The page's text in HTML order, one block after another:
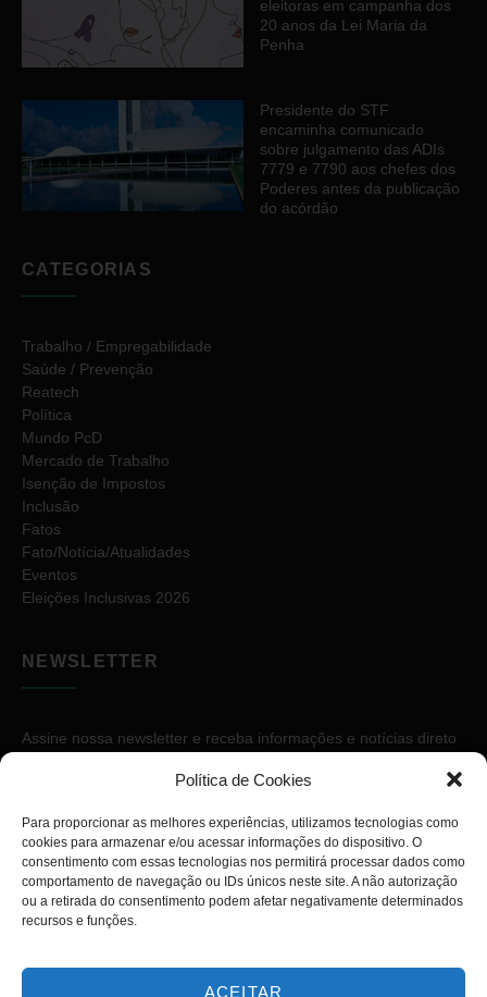
Política de Cookies
Para proporcionar as melhores experiências, utilizamos tecnologias como
cookies para armazenar e/ou acessar informações do dispositivo. O
consentimento com essas tecnologias nos permitirá processar dados como
comportamento de navegação ou IDs únicos neste site. A não autorização
ou a retirada do consentimento podem afetar negativamente determinados
recursos e funções.
ACEITAR
eleitoras em campanha dos
20 anos da Lei Maria da
Penha
Presidente do STF
encaminha comunicado
sobre julgamento das ADIs
7779 e 7790 aos chefes dos
Poderes antes da publicação
do acórdão
CATEGORIAS
Trabalho / Empregabilidade
Saúde / Prevenção
Reatech
Política
Mundo PcD
Mercado de Trabalho
Isenção de Impostos
Inclusão
Fatos
Fato/Notícia/Atualidades
Eventos
Eleições Inclusivas 2026
NEWSLETTER
Assine nossa newsletter e receba informações e notícias direto